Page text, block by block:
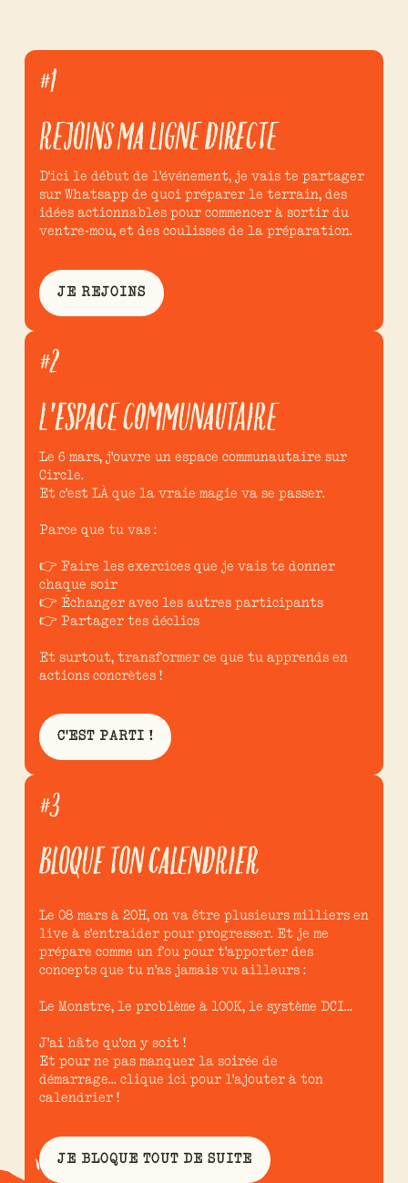
#1
REJOINS MA LIGNE DIRECTE
D'ici le début de l'événement, je vais te partager
sur Whatsapp de quoi préparer le terrain, des
idées actionnables pour commencer à sortir du
ventre-mou, et des coulisses de la préparation.
JE REJOINS
#2
L'ESPACE COMMUNAUTAIRE
Le 6 mars, j'ouvre un espace communautaire sur
Circle.
Et c'est LÀ que la vraie magie va se passer.
Parce que tu vas :
👉 Faire les exercices que je vais te donner
chaque soir
👉 Échanger avec les autres participants
👉 Partager tes déclics
Et surtout, transformer ce que tu apprends en
actions concrètes !
C'EST PARTI !
#3
BLOQUE TON CALENDRIER
Le 08 mars à 20H, on va être plusieurs milliers en
live à s'entraider pour progresser. Et je me
prépare comme un fou pour t'apporter des
concepts que tu n'as jamais vu ailleurs :
Le Monstre, le problème à 100K, le système DCI...
J'ai hâte qu'on y soit !
Et pour ne pas manquer la soirée de
démarrage... clique ici pour l'ajouter à ton
calendrier !
JE BLOQUE TOUT DE SUITE